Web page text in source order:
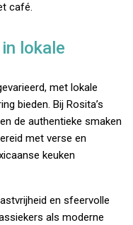
café.
lokale
met lokale
bieden. Bij Rosita’s
de authentieke smaken
met verse en
keuken
en sfeervolle
als moderne